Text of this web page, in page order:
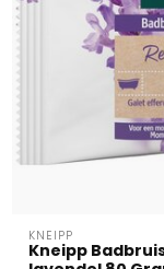
KNEIPP
Kneipp